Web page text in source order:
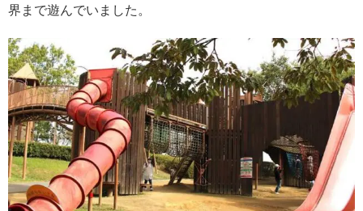
界まで遊んでいました。